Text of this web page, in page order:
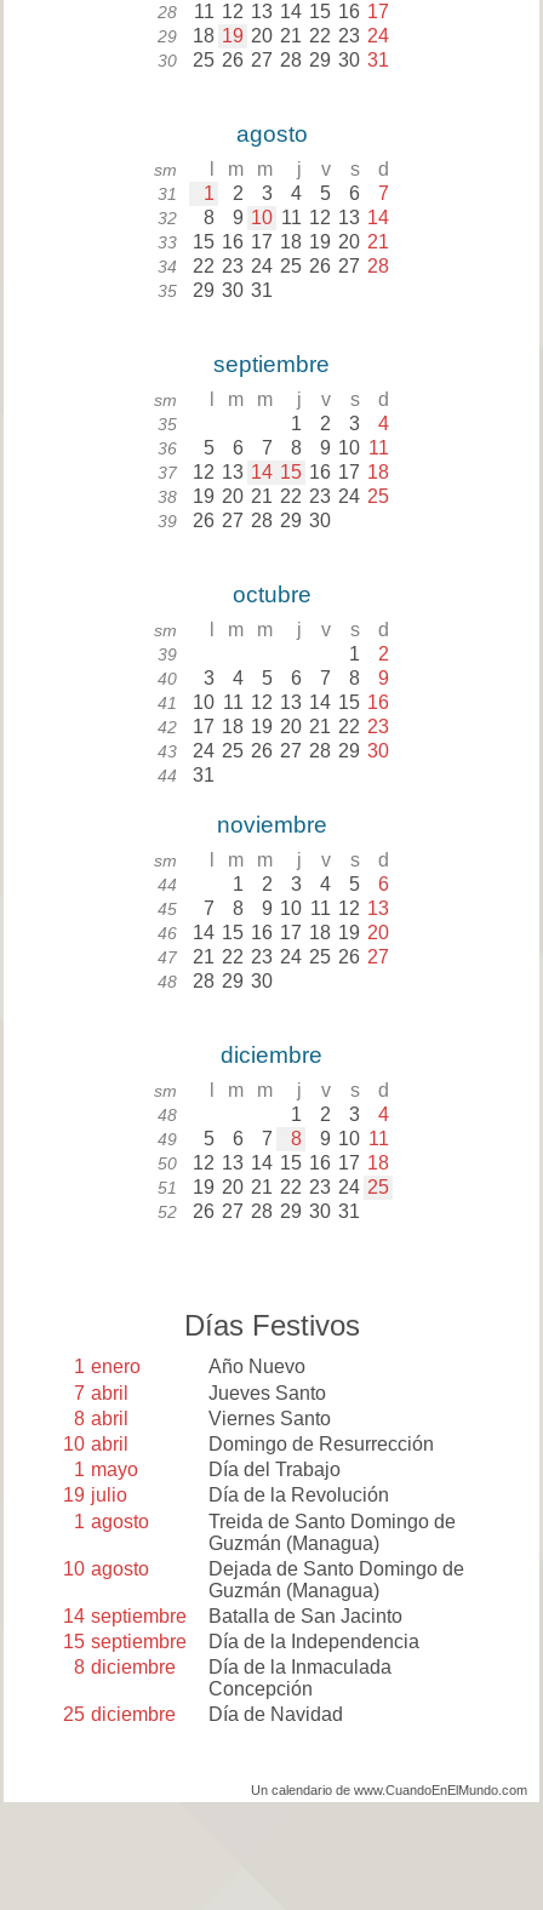
28 11 12 13 14 15 16 17
29 18 19 20 21 22 23 24
30 25 26 27 28 29 30 31
agosto
sm m m j v s d
31 1 2 3 4 5 6 7
32 8 9 10 11 12 13 14
33 15 16 17 18 19 20 21
34 22 23 24 25 26 27 28
35 29 30 31
septiembre
sm m m j v s d
35 1 2 3 4
36 5 6 7 8 9 10 11
37 12 13 14 15 16 17 18
38 19 20 21 22 23 24 25
39 26 27 28 29 30
octubre
sm m m j v s d
39 1 2
40 3 4 5 6 7 8 9
41 10 11 12 13 14 15 16
42 17 18 19 20 21 22 23
43 24 25 26 27 28 29 30
44 31
noviembre
sm m m j v s d
44 1 2 3 4 5 6
45 7 8 9 10 11 12 13
46 14 15 16 17 18 19 20
47 21 22 23 24 25 26 27
48 28 29 30
diciembre
sm m m j v s d
48 1 2 3 4
49 5 6 7 8 9 10 11
50 12 13 14 15 16 17 18
51 19 20 21 22 23 24 25
52 26 27 28 29 30 31
Días Festivos
1 enero
Año Nuevo
7 abril
Jueves Santo
8 abril
Viernes Santo
10 abril
Domingo de Resurrección
1 mayo
Día del Trabajo
19 julio
Día de la Revolución
1 agosto
Treida de Santo Domingo de
Guzmán (Managua)
10 agosto
Dejada de Santo Domingo de
Guzmán (Managua)
14 septiembre
Batalla de San Jacinto
15 septiembre
Día de la Independencia
8 diciembre
Día de la Inmaculada
Concepción
25 diciembre Día de Navidad
Un calendario de www.CuandoEnElMundo.com